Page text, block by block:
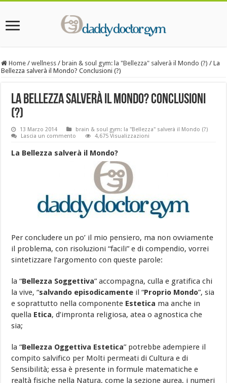
Home / wellness / brain & soul gym: la "Bellezza" salverà il Mondo (?) / La
Bellezza salverà il Mondo? Conclusioni (?)
La Bellezza salverà il Mondo? Conclusioni
(?)
13 Marzo 2014
brain & soul gym: la "Bellezza" salverà il Mondo (?)
Lascia un commento
4,675 Visualizzazioni
La Bellezza salverà il Mondo?
Per concludere un po’ il mio pensiero, ma non ovviamente
il problema, con risoluzioni “facili” e di compendio, vorrei
sintetizzare l’argomento con queste parole:
la “Bellezza Soggettiva” accompagna, culla e gratifica chi
la vive, “salvando episodicamente il “Proprio Mondo”, sia
e soprattutto nella componente Estetica ma anche in
quella Etica, d’impronta religiosa, atea o agnostica che
sia;
la “Bellezza Oggettiva Estetica” potrebbe adempiere il
compito salvifico per Molti permeati di Cultura e di
Sensibilità; essa è presente in formule matematiche e
realtà fisiche nella Natura, come la sezione aurea, i numeri